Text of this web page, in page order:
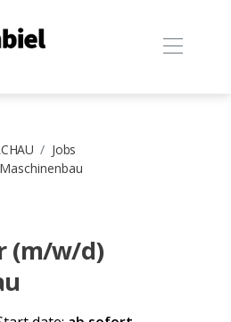
Jobs
(m/w/d)